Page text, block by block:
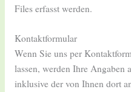
Files erfasst werden.
Kontaktformular
Wenn Sie uns per
lassen, werden Ihre Angaben
inklusive der von Ihnen dort